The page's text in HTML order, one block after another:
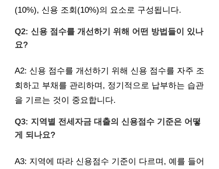
(10%), 신용 조회(10%)의 요소로 구성됩니다.
Q2: 신용 점수를 개선하기 위해 어떤 방법들이 있나
요?
A2: 신용 점수를 개선하기 위해 신용 점수를 자주 조
회하고 부채를 관리하며, 정기적으로 납부하는 습관
을 기르는 것이 중요합니다.
Q3: 지역별 전세자금 대출의 신용점수 기준은 어떻
게 되나요?
A3: 지역에 따라 신용점수 기준이 다르며, 예를 들어